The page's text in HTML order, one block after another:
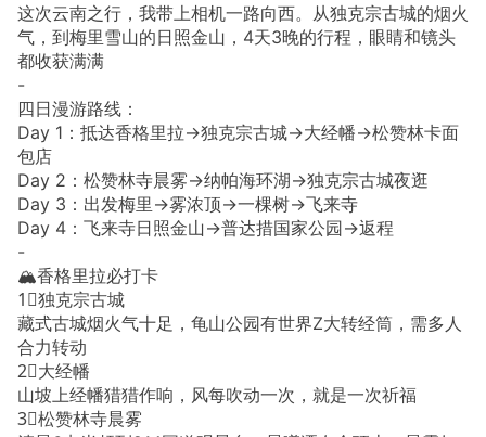
这次云南之行，我带上相机一路向西。从独克宗古城的烟火
气，到梅里雪山的日照金山，4天3晚的行程，眼睛和镜头
都收获满满
-
四日漫游路线：
Day 1：抵达香格里拉→独克宗古城→大经幡→松赞林卡面
包店
Day 2：松赞林寺晨雾→纳帕海环湖→独克宗古城夜逛
Day 3：出发梅里→雾浓顶→一棵树→飞来寺
Day 4：飞来寺日照金山→普达措国家公园→返程
-
🏔️香格里拉必打卡
1⃣️独克宗古城
藏式古城烟火气十足，龟山公园有世界Z大转经筒，需多人
合力转动
2⃣️大经幡
山坡上经幡猎猎作响，风每吹动一次，就是一次祈福
3⃣️松赞林寺晨雾